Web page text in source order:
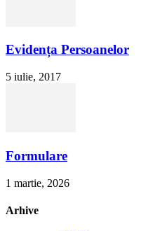
Evidența Persoanelor
5 iulie, 2017
Formulare
1 martie, 2026
Arhive